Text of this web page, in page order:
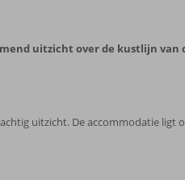
uitzicht over de kustlijn van
uitzicht. De accommodatie